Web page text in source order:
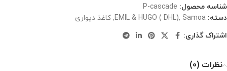
شناسه محصول: P-cascade
دسته:
EMIL & HUGO ( DHL), Samoa
, کاغذ دیواری
اشتراک گذاری:
نظرات (0)